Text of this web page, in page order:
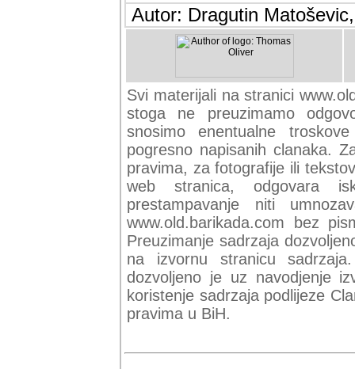
Autor: Dragutin
Svi materijali na stranici
stoga ne preuzimamo
snosimo enentualne
pogresno napisanih clanaka.
pravima, za fotografije ili
web stranica, odgovara
prestampavanje niti
www.old.barikada.com bez
Preuzimanje sadrzaja
na izvornu stranicu
dozvoljeno je uz navodjenje
koristenje sadrzaja podlijeze
pravima u BiH.